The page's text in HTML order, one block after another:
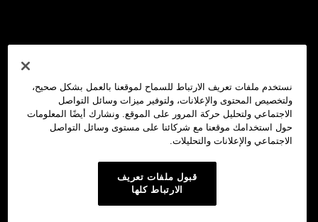
نستخدم ملفات تعريف الارتباط للسماح لموقعنا بالعمل بشكل صحيح،
ولتخصيص المحتوى والإعلانات، ولتوفير ميزات وسائل التواصل
الاجتماعي ولتحليل حركة المرور على الموقع. ونشارك أيضًا المعلومات
حول استخدامك موقعنا مع شركائنا على مستوى وسائل التواصل
الاجتماعي والإعلانات والتحليلات.
قبول ملفات تعريف
الارتباط كلها